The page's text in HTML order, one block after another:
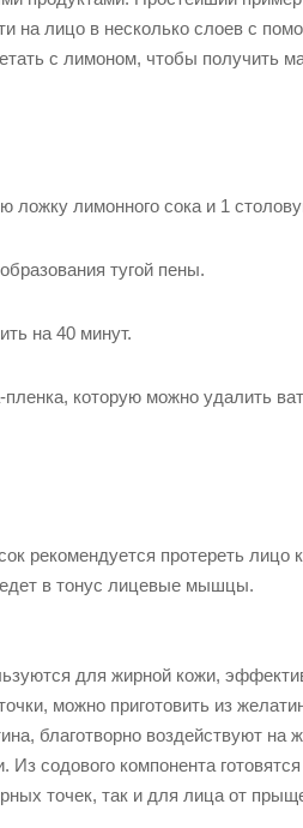
на лицо в несколько слоев с
с лимоном, чтобы получить
ложку лимонного сока и 1
тугой пены.
на 40 минут.
пленка, которую можно удалить
рекомендуется протереть лицо
в тонус лицевые мышцы.
для жирной кожи,
можно приготовить из
благотворно воздействуют
Из содового компонента
точек, так и для лица от